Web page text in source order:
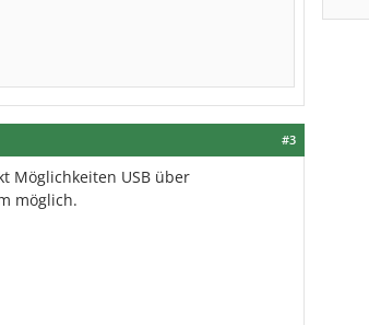
#3
Möglichkeiten USB über
möglich.